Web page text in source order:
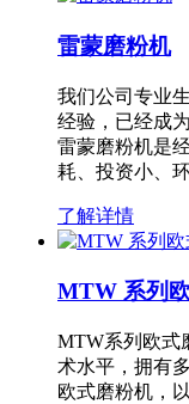
雷蒙磨粉机
我们公司专业
经验，已经成
雷蒙磨粉机是
耗、投资小、
了解详情
MTW 系列
MTW系列欧式
术水平，拥有
欧式磨粉机，